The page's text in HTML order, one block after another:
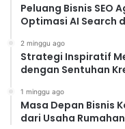
Peluang Bisnis SEO
Optimasi AI Search
2 minggu ago
Strategi Inspiratif
dengan Sentuhan
1 minggu ago
Masa Depan Bisnis
dari Usaha